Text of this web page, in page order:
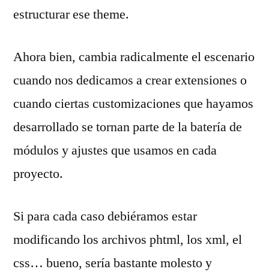
estructurar ese theme.
Ahora bien, cambia radicalmente el escenario
cuando nos dedicamos a crear extensiones o
cuando ciertas customizaciones que hayamos
desarrollado se tornan parte de la batería de
módulos y ajustes que usamos en cada
proyecto.
Si para cada caso debiéramos estar
modificando los archivos phtml, los xml, el
css… bueno, sería bastante molesto y